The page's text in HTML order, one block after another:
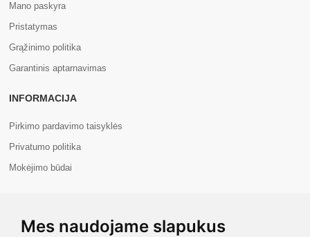
Mes naudojame slapukus
Mano paskyra
Pristatymas
Grąžinimo politika
Garantinis aptarnavimas
INFORMACIJA
Pirkimo pardavimo taisyklės
Privatumo politika
Mokėjimo būdai
Apie mus